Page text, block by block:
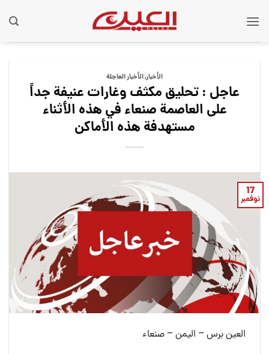
الأخبار,الأخبار العاجلة
عاجل : تحليق مكثف وغارات عنيفة جداً
على العاصمة صنعاء في هذه الأثناء
مستهدفة هذه الأماكن
17
نوفمبر
العين برس – اليمن – صنعاء